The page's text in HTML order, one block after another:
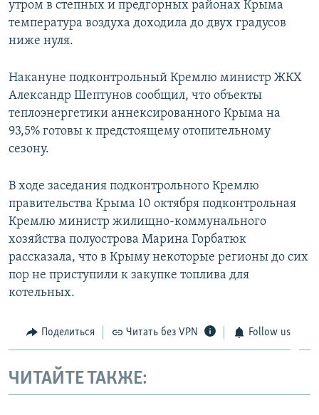
утром в степных и предгорных районах Крыма
температура воздуха доходила до двух градусов
ниже нуля.
Накануне подконтрольный Кремлю министр ЖКХ
Александр Шептунов сообщил, что объекты
теплоэнергетики аннексированного Крыма на
93,5% готовы к предстоящему отопительному
сезону.
В ходе заседания подконтрольного Кремлю
правительства Крыма 10 октября подконтрольная
Кремлю министр жилищно-коммунального
хозяйства полуострова Марина Горбатюк
рассказала, что в Крыму некоторые регионы до сих
пор не приступили к закупке топлива для
котельных.
Поделиться Читать без VPN Follow us
ЧИТАЙТЕ ТАКЖЕ: